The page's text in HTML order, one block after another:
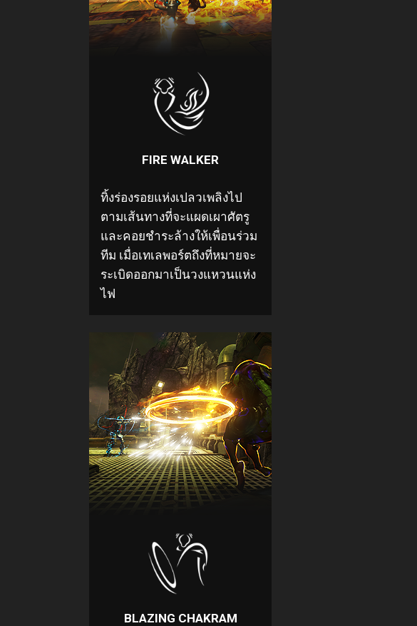
FIRE WALKER
ทิ้งร่องรอยแห่งเปลวเพลิงไป
ตามเส้นทางที่จะแผดเผาศัตรู
และคอยชำระล้างให้เพื่อนร่วม
ทีม เมื่อเทเลพอร์ตถึงที่หมายจะ
ระเบิดออกมาเป็นวงแหวนแห่ง
ไฟ
BLAZING CHAKRAM